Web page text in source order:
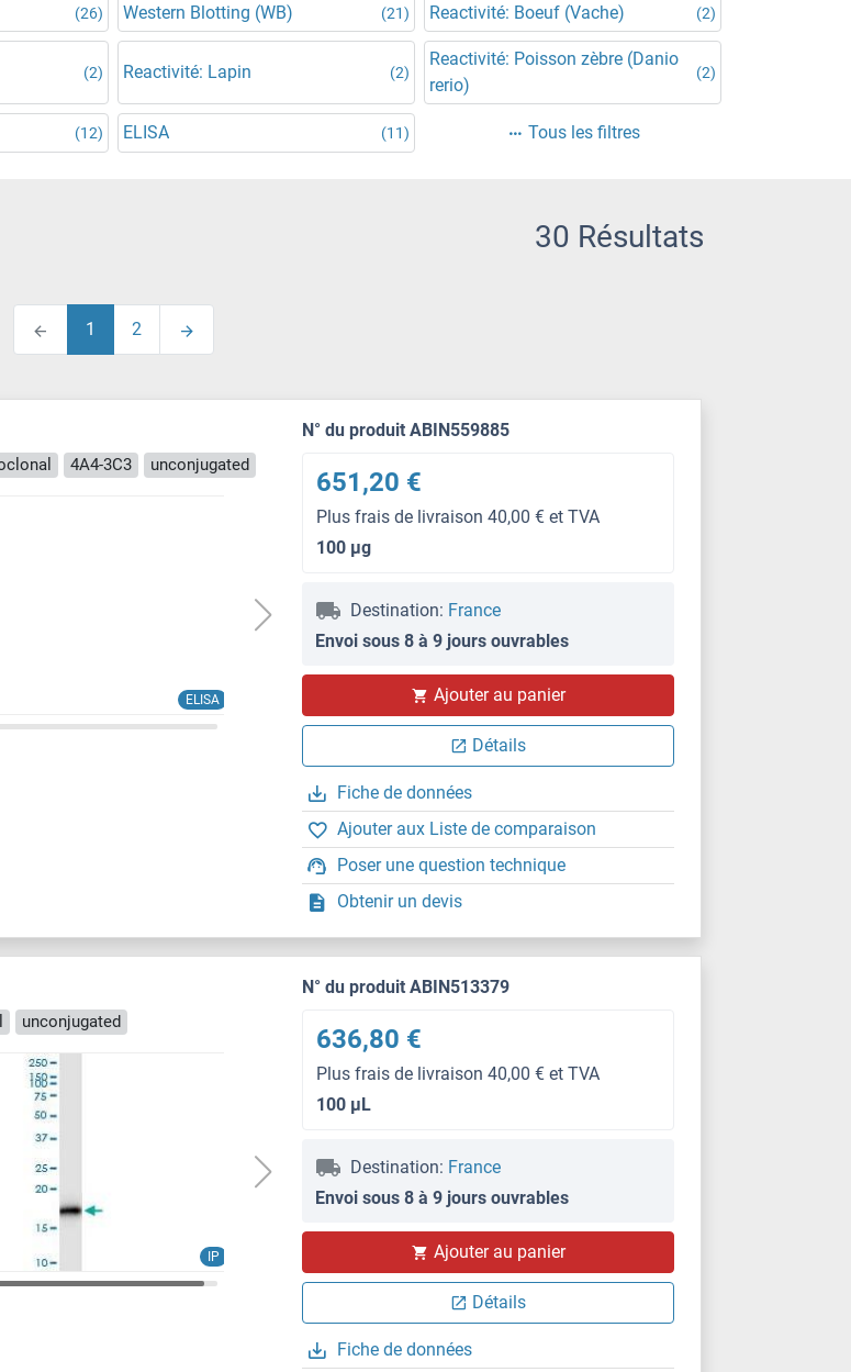
(26) Western Blotting (WB) (21) Reactivité: Boeuf (Vache) (2)
(2) Reactivité: Lapin (2)
Reactivité: Poisson zèbre (Danio
rerio)
(2)
(12) ELISA (11) Tous les filtres
30 Résultats
1 2
4A4-3C3 unconjugated
ELISA
WB
N° du produit ABIN559885
651,20 €
Plus frais de livraison 40,00 € et TVA
100 μg
Destination: France
Envoi sous 8 à 9 jours ouvrables
Ajouter au panier
Détails
Fiche de données
Ajouter aux Liste de comparaison
Poser une question technique
Obtenir un devis
unconjugated
IP
N° du produit ABIN513379
636,80 €
Plus frais de livraison 40,00 € et TVA
100 μL
Destination: France
Envoi sous 8 à 9 jours ouvrables
Ajouter au panier
Détails
Fiche de données